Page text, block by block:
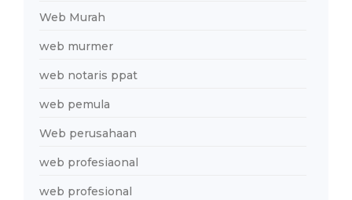
Web Murah
web murmer
web notaris ppat
web pemula
Web perusahaan
web profesiaonal
web profesional